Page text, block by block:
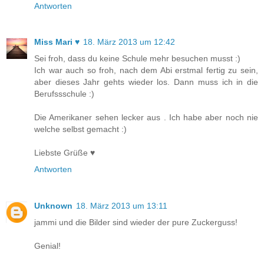
Antworten
Miss Mari ♥ 18. März 2013 um 12:42
Sei froh, dass du keine Schule mehr besuchen musst :)
Ich war auch so froh, nach dem Abi erstmal fertig zu sein,
aber dieses Jahr gehts wieder los. Dann muss ich in die
Berufssschule :)
Die Amerikaner sehen lecker aus . Ich habe aber noch nie
welche selbst gemacht :)
Liebste Grüße ♥
Antworten
Unknown 18. März 2013 um 13:11
jammi und die Bilder sind wieder der pure Zuckerguss!
Genial!